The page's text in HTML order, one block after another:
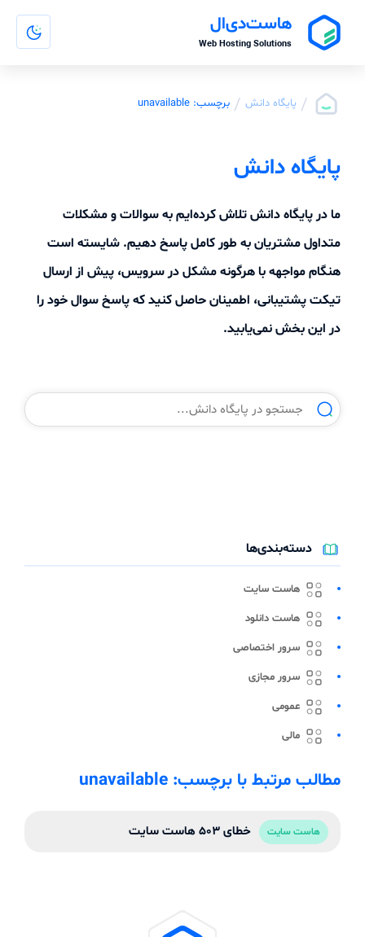
هاست‌دی‌ال
Web Hosting Solutions
/ پایگاه دانش / برچسب: unavailable
پایگاه دانش
ما در پایگاه دانش تلاش کرده‌ایم به سوالات و مشکلات
متداول مشتریان به طور کامل پاسخ دهیم. شایسته است
هنگام مواجهه با هرگونه مشکل در سرویس، پیش از ارسال
تیکت پشتیبانی، اطمینان حاصل کنید که پاسخ سوال خود را
در این بخش نمی‌یابید.
دسته‌بندی‌ها
هاست سایت
هاست دانلود
سرور اختصاصی
سرور مجازی
عمومی
مالی
مطالب مرتبط با برچسب: unavailable
هاست سایت خطای 503 هاست سایت